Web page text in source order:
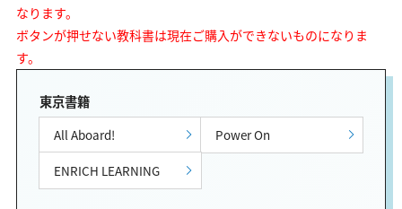
なります。
ボタンが押せない教科書は現在ご購入ができないものになりま
す。
東京書籍
All Aboard!
Power On
ENRICH LEARNING